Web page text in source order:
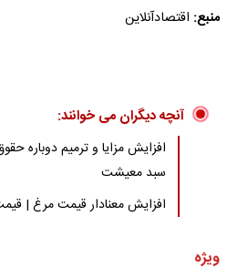
منبع: اقتصادآنلاین
آنچه دیگران می خوانند:
افزایش مزایا و ترمیم دوباره
سبد معیشت
افزایش معنادار قیمت مرغ |
ویژه